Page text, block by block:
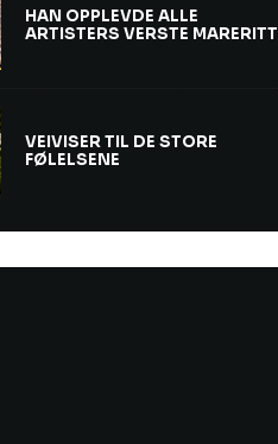
HAN OPPLEVDE ALLE
ARTISTERS VERSTE MARERITT
VEIVISER TIL DE STORE
FØLELSENE